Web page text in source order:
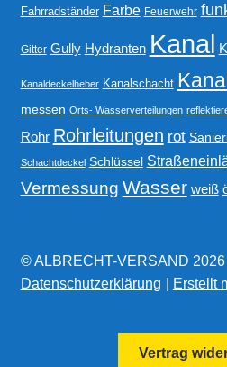
Fahrradständer Farbe Feuerwehr
Gitter Gully Hydranten Kanal
Kanaldeckelheber Kanalschacht
messen Orts- Wasserverteilungen
Rohr Rohrleitungen rot
Schachtdeckel Schlüssel
Vermessung Wasser weiß
© ALBRECHT-VERSAND 2026
Datenschutzerklärung
Erstellt
Vertrag